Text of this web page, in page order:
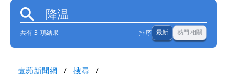
共有 3 項結果 排序 最新 熱門相關
壹蘋新聞網 搜尋